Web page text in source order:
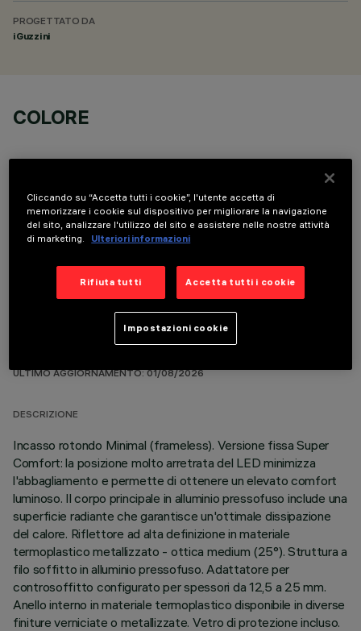
PROGETTATO DA
iGuzzini
COLORE
COMPONENTI OPZIONALI
DATI TECNICI
ULTIMO AGGIORNAMENTO: 01/08/2026
DESCRIZIONE
Incasso rotondo Minimal (frameless). Versione fissa Super
Comfort: la posizione molto arretrata del LED minimizza
l'abbagliamento e permette di ottenere un elevato comfort
luminoso. Il corpo principale in alluminio pressofuso include una
superficie radiante che garantisce un'ottimale dissipazione
del calore. Riflettore ad alta definizione in materiale
termoplastico metallizzato - ottica medium (25°). Struttura a
filo soffitto in alluminio pressofuso. Adattatore per
controsoffitto configurato per spessori da 12,5 a 25 mm.
Anello interno in materiale termoplastico disponibile in diverse
finiture verniciate o metallizzate. Vetro di protezione incluso.
Cliccando su “Accetta tutti i cookie”, l'utente accetta di
memorizzare i cookie sul dispositivo per migliorare la navigazione
del sito, analizzare l'utilizzo del sito e assistere nelle nostre attività
di marketing.
Ulteriori informazioni
Rifiuta tutti Accetta tutti i cookie
Impostazioni cookie